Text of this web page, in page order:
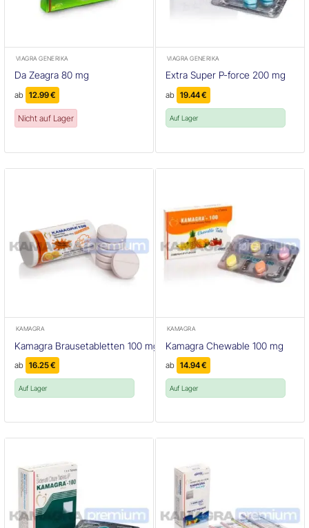
VIAGRA GENERIKA
Da Zeagra 80 mg
ab 12.99€
Nicht auf Lager
VIAGRA GENERIKA
Extra Super P-force 200 mg
ab 19.44€
Auf Lager
KAMAGRA
Kamagra Brausetabletten 100 mg
ab 16.25€
Auf Lager
KAMAGRA
Kamagra Chewable 100 mg
ab 14.94€
Auf Lager